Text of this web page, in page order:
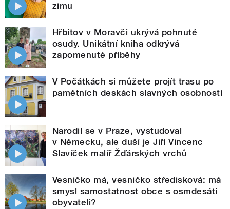
zimu
Hřbitov v Moravči ukrývá pohnuté
osudy. Unikátní kniha odkrývá
zapomenuté příběhy
V Počátkách si můžete projít trasu po
pamětních deskách slavných osobností
Narodil se v Praze, vystudoval
v Německu, ale duší je Jiří Vincenc
Slavíček malíř Žďárských vrchů
Vesničko má, vesničko středisková: má
smysl samostatnost obce s osmdesáti
obyvateli?